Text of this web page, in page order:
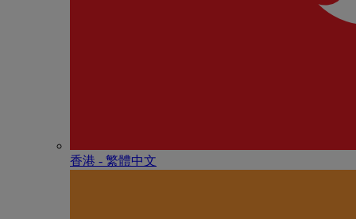
香港 - 繁體中文